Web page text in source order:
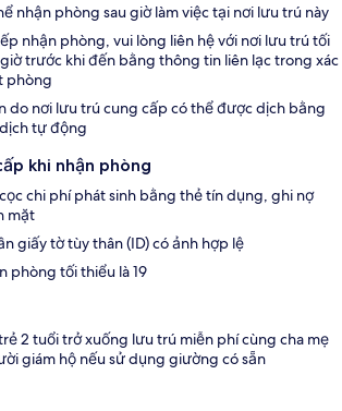
nhận phòng sau giờ làm việc tại nơi lưu trú này
nhận phòng, vui lòng liên hệ với nơi lưu trú tối
trước khi đến bằng thông tin liên lạc trong xác
phòng
do nơi lưu trú cung cấp có thể được dịch bằng
tự động
khi nhận phòng
chi phí phát sinh bằng thẻ tín dụng, ghi nợ
mặt
giấy tờ tùy thân (ID) có ảnh hợp lệ
phòng tối thiểu là 19
2 tuổi trở xuống lưu trú miễn phí cùng cha mẹ
giám hộ nếu sử dụng giường có sẵn